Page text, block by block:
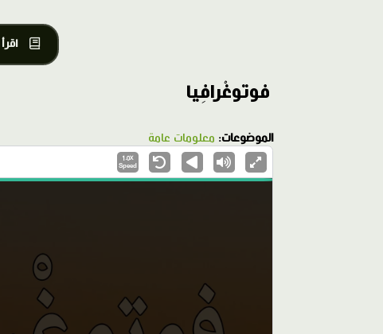
اقرأ
فوتوغْرافِيا
الموضوعات: معلومات عامة
1.0X
Speed